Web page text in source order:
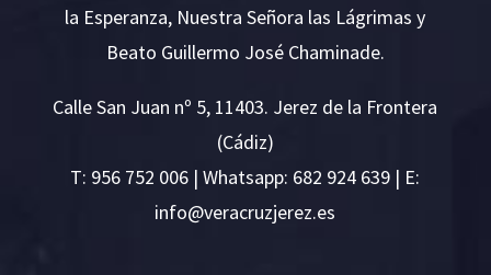
la Esperanza, Nuestra Señora las Lágrimas y
Beato Guillermo José Chaminade.
Calle San Juan nº 5, 11403. Jerez de la Frontera
(Cádiz)
T: 956 752 006 | Whatsapp: 682 924 639 | E:
se.ze
rejzu
rcare
v@ofn
i